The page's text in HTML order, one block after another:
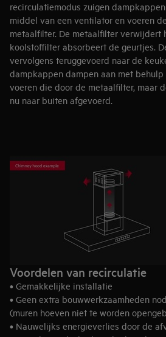
recirculatiemodus zuigen
middel van een ventilator en voeren
metaalfilter. De metaalfilter verwijdert
koolstoffilter absorbeert de geurtjes.
vervolgens teruggevoerd naar de
dampkappen dampen aan met
voeren die door de metaalfilter, maar
nu naar buiten afgevoerd.
Voordelen van recirculatie
• Gemakkelijke installatie
• Geen extra bouwwerkzaamheden
(muren hoeven niet te worden
• Nauwelijks energieverlies door de